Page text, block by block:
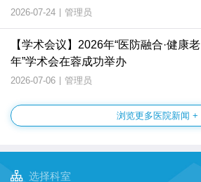
2026-07-24 | 管理员
【学术会议】2026年“医防融合·健康老
年”学术会在蓉成功举办
2026-07-06 | 管理员
浏览更多医院新闻 +
